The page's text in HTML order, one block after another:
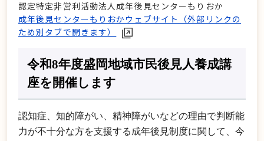
認定特定非営利活動法人成年後見センターもりおか
成年後見センターもりおかウェブサイト（外部リンクの
ため別タブで開きます）
令和8年度盛岡地域市民後見人養成講
座を開催します
認知症、知的障がい、精神障がいなどの理由で判断能
力が不十分な方を支援する成年後見制度に関して、今